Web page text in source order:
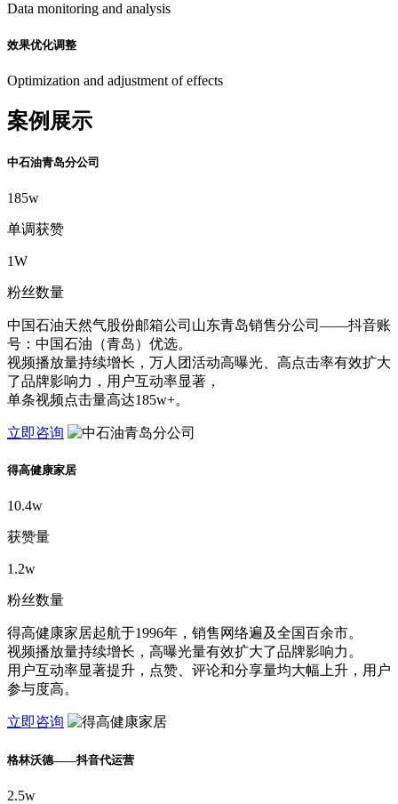
Data monitoring and analysis
效果优化调整
Optimization and adjustment of effects
案例展示
中石油青岛分公司
185w
单调获赞
1W
粉丝数量
中国石油天然气股份邮箱公司山东青岛销售分公司——抖音账
号：中国石油（青岛）优选。
视频播放量持续增长，万人团活动高曝光、高点击率有效扩大
了品牌影响力，用户互动率显著，
单条视频点击量高达185w+。
立即咨询
得高健康家居
10.4w
获赞量
1.2w
粉丝数量
得高健康家居起航于1996年，销售网络遍及全国百余市。
视频播放量持续增长，高曝光量有效扩大了品牌影响力。
用户互动率显著提升，点赞、评论和分享量均大幅上升，用户
参与度高。
立即咨询
格林沃德——抖音代运营
2.5w